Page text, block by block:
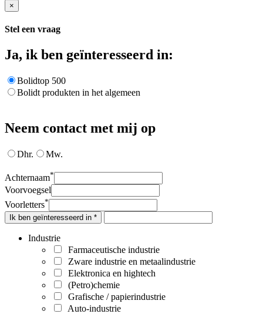
×
Stel een vraag
Ja, ik ben geïnteresseerd in:
Bolidtop 500
Bolidt produkten in het algemeen
Neem contact met mij op
Dhr. Mw.
Achternaam*
Voorvoegsel
Voorletters*
Ik ben geïnteresseerd in *
Industrie
Farmaceutische industrie
Zware industrie en metaalindustrie
Elektronica en hightech
(Petro)chemie
Grafische / papierindustrie
Auto-industrie